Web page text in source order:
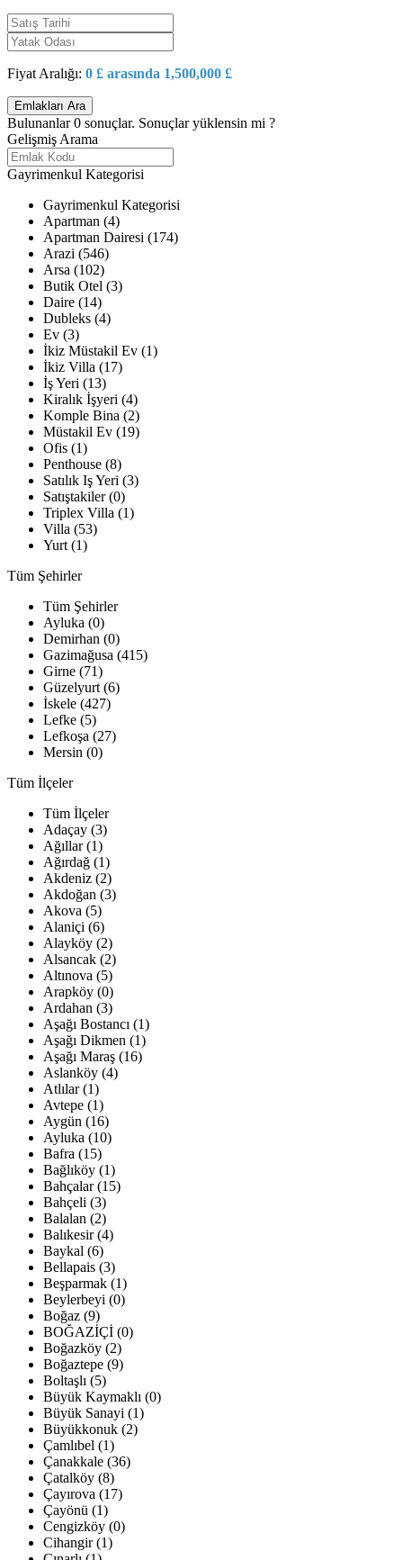
Fiyat Aralığı: 0 £ arasında 1,500,000 £
Bulunanlar0 sonuçlar. Sonuçlar yüklensin mi ?
Gelişmiş Arama
Gayrimenkul Kategorisi
Gayrimenkul Kategorisi
Apartman (4)
Apartman Dairesi (174)
Arazi (546)
Arsa (102)
Butik Otel (3)
Daire (14)
Dubleks (4)
Ev (3)
İkiz Müstakil Ev (1)
İkiz Villa (17)
İş Yeri (13)
Kiralık İşyeri (4)
Komple Bina (2)
Müstakil Ev (19)
Ofis (1)
Penthouse (8)
Satılık Iş Yeri (3)
Satıştakiler (0)
Triplex Villa (1)
Villa (53)
Yurt (1)
Tüm Şehirler
Tüm Şehirler
Ayluka (0)
Demirhan (0)
Gazimağusa (415)
Girne (71)
Güzelyurt (6)
İskele (427)
Lefke (5)
Lefkoşa (27)
Mersin (0)
Tüm İlçeler
Tüm İlçeler
Adaçay (3)
Ağıllar (1)
Ağırdağ (1)
Akdeniz (2)
Akdoğan (3)
Akova (5)
Alaniçi (6)
Alayköy (2)
Alsancak (2)
Altınova (5)
Arapköy (0)
Ardahan (3)
Aşağı Bostancı (1)
Aşağı Dikmen (1)
Aşağı Maraş (16)
Aslanköy (4)
Atlılar (1)
Avtepe (1)
Aygün (16)
Ayluka (10)
Bafra (15)
Bağlıköy (1)
Bahçalar (15)
Bahçeli (3)
Balalan (2)
Balıkesir (4)
Baykal (6)
Bellapais (3)
Beşparmak (1)
Beylerbeyi (0)
Boğaz (9)
BOĞAZİÇİ (0)
Boğazköy (2)
Boğaztepe (9)
Boltaşlı (5)
Büyük Kaymaklı (0)
Büyük Sanayi (1)
Büyükkonuk (2)
Çamlıbel (1)
Çanakkale (36)
Çatalköy (8)
Çayırova (17)
Çayönü (1)
Cengizköy (0)
Cihangir (1)